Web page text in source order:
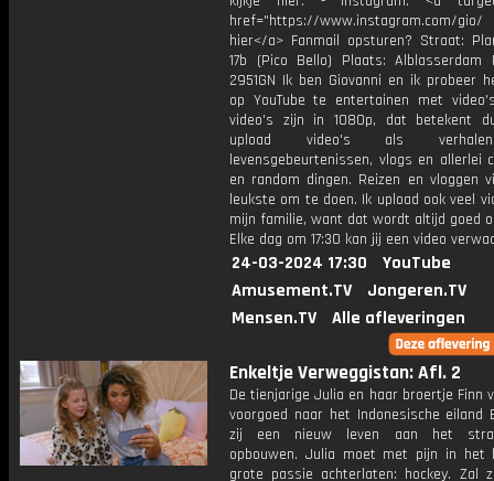
href="https://www.instagram.com/
hier</a> Fanmail opsturen? Straat:
17b (Pico Bello) Plaats: Alblasserdam
2951GN Ik ben Giovanni en ik probeer
op YouTube te entertainen met
video's zijn in 1080p, dat betekent
upload video's als
levensgebeurtenissen, vlogs en allerlei
en random dingen. Reizen en vloggen
leukste om te doen. Ik upload ook veel
mijn familie, want dat wordt altijd goed
Elke dag om 17:30 kan jij een video
24-03-2024 17:30
YouTube
Amusement.TV
Jongeren.TV
Mensen.TV
Alle afleveringen
Enkeltje Verweggistan: Afl. 2
De tienjarige Julia en haar broertje Finn
voorgoed naar het Indonesische eiland
zij een nieuw leven aan het
opbouwen. Julia moet met pijn in het
grote passie achterlaten: hockey. Zal